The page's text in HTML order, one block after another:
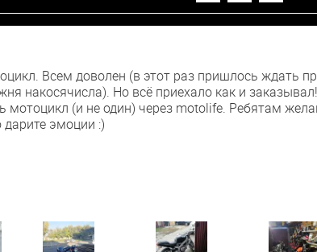
Всем доволен (в этот раз пришлось ждать
накосячисла). Но всё приехало как и
мотоцикл (и не один) через motolife. Ребятам
эмоции :)